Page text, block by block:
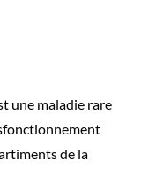
une maladie rare
de la